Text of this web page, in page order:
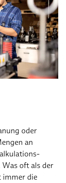
oder
an
oft als der
immer die